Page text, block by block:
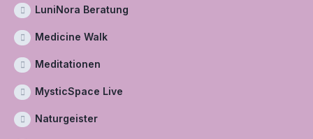
LuniNora Beratung
Medicine Walk
Meditationen
MysticSpace Live
Naturgeister